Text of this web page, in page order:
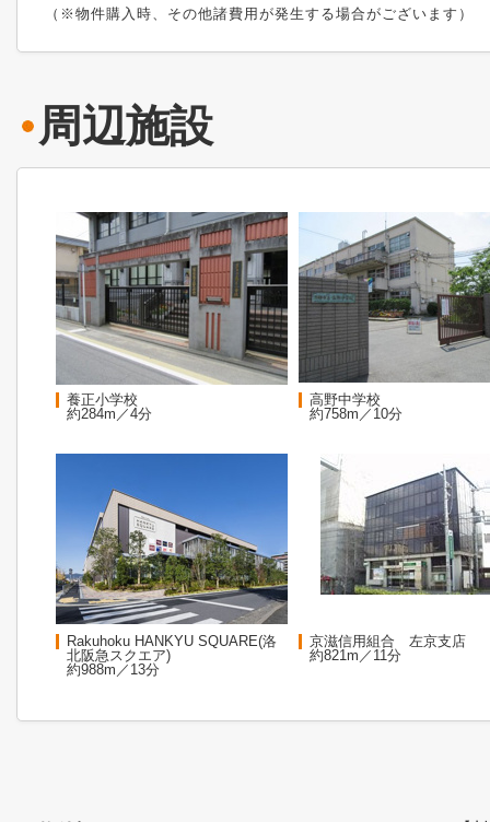
（※物件購入時、その他諸費用が発生する場合がございます）
周辺施設
養正小学校
約284m／4分
高野中学校
約758m／10分
Rakuhoku HANKYU SQUARE(洛
北阪急スクエア)
約988m／13分
京滋信用組合 左京支店
約821m／11分